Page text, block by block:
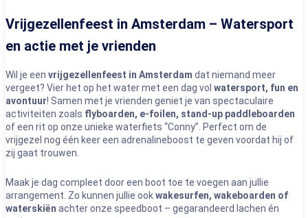
Vrijgezellenfeest in Amsterdam – Watersport
en actie met je vrienden
Wil je een vrijgezellenfeest in Amsterdam dat niemand meer
vergeet? Vier het op het water met een dag vol watersport, fun en
avontuur! Samen met je vrienden geniet je van spectaculaire
activiteiten zoals flyboarden, e-foilen, stand-up paddleboarden
of een rit op onze unieke waterfiets “Conny”. Perfect om de
vrijgezel nog één keer een adrenalineboost te geven voordat hij of
zij gaat trouwen.
Maak je dag compleet door een boot toe te voegen aan jullie
arrangement. Zo kunnen jullie ookwakesurfen, wakeboarden of
waterskiën achter onze speedboot – gegarandeerd lachen én